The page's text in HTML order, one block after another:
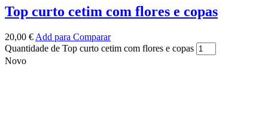
Top curto cetim com flores e copas
20,00 € Add para Comparar
Quantidade de Top curto cetim com flores e copas
Novo